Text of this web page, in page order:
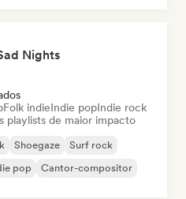
Nights
Folk indieIndie popIndie rock
playlists de maior impacto
Shoegaze
Surf rock
pop Cantor-compositor